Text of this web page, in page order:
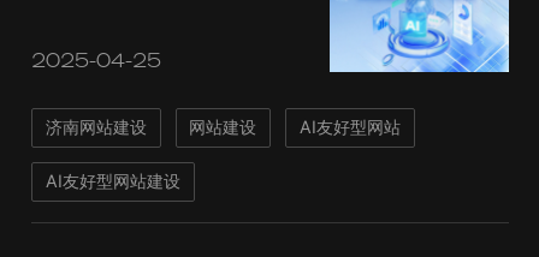
2025-04-25
济南网站建设 网站建设 AI友好型网站
AI友好型网站建设